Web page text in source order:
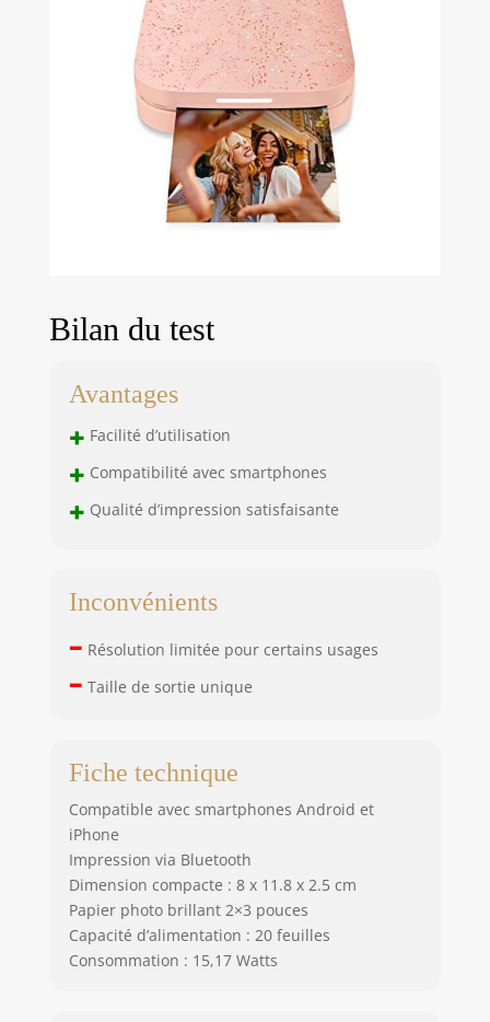
Bilan du test
Avantages
+ Facilité d’utilisation
+ Compatibilité avec smartphones
+ Qualité d’impression satisfaisante
Inconvénients
– Résolution limitée pour certains usages
– Taille de sortie unique
Fiche technique
Compatible avec smartphones Android et
iPhone
Impression via Bluetooth
Dimension compacte : 8 x 11.8 x 2.5 cm
Papier photo brillant 2×3 pouces
Capacité d’alimentation : 20 feuilles
Consommation : 15,17 Watts